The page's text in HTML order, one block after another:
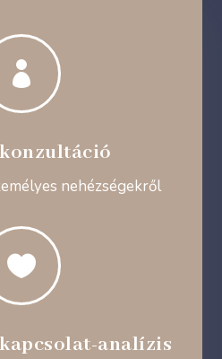

nehézségekről

analízis